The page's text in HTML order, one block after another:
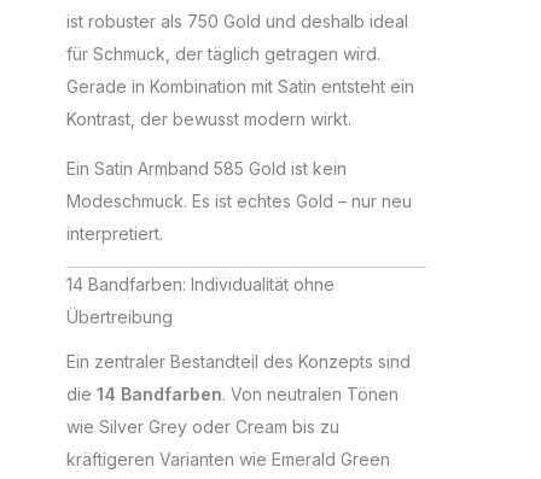
ist robuster als 750 Gold und deshalb ideal
für Schmuck, der täglich getragen wird.
Gerade in Kombination mit Satin entsteht ein
Kontrast, der bewusst modern wirkt.
Ein Satin Armband 585 Gold ist kein
Modeschmuck. Es ist echtes Gold – nur neu
interpretiert.
14 Bandfarben: Individualität ohne
Übertreibung
Ein zentraler Bestandteil des Konzepts sind
die 14 Bandfarben. Von neutralen Tönen
wie Silver Grey oder Cream bis zu
kräftigeren Varianten wie Emerald Green